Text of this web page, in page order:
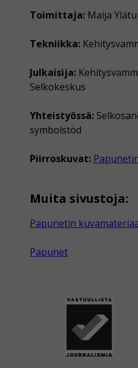
Toimittaja: Maija
Tekniikka:
Julkaisija:
Selkokeskus
Yhteistyössä:
symbolstöd
Piirroskuvat:
Muita sivustoja:
Papunetin
Papunet